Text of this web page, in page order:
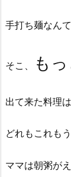
手打ち麺なん
そこ、 も
出て来た料理は
どれもこれも
ママは朝粥が